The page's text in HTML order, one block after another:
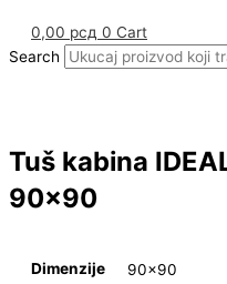
0,00 рсд 0 Cart
Search
Tuš kabina
90×90
Dimenzije 90×90